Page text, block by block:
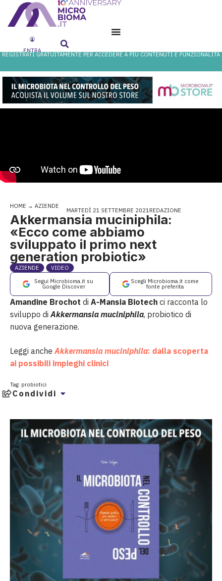
ENTRA
REGISTRATI GRATUITAMENTE PER ACCEDERE A PIÙ CONTENUTI E FUNZIONALITÀ
HOME → AZIENDE
MARTEDÌ 21 SETTEMBRE 2021 REDAZIONE
Akkermansia muciniphila:
«Ecco come abbiamo
sviluppato il primo next
generation probiotic»
AZIENDE
VIDEO
Segui Microbioma.it su
Google Discover
Scegli Microbioma.it come
fonte preferita
Amandine Brochot di A-Mansia Biotech ci racconta lo
sviluppo di Akkermansia muciniphila, probiotico di
nuova generazione.
Leggi anche Akkermansia muciniphila: dalla scoperta
ai possibili impieghi clinici
Tag: probiotici
Condividi